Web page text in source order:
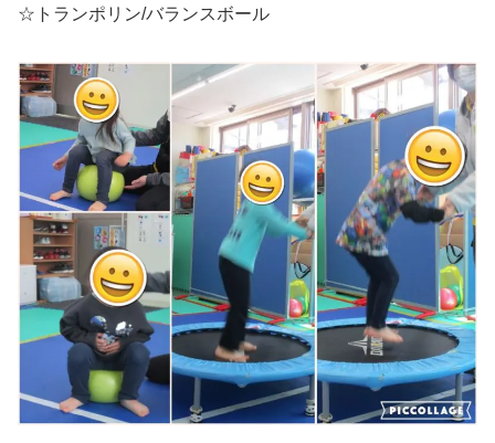
☆トランポリン/バランスボール